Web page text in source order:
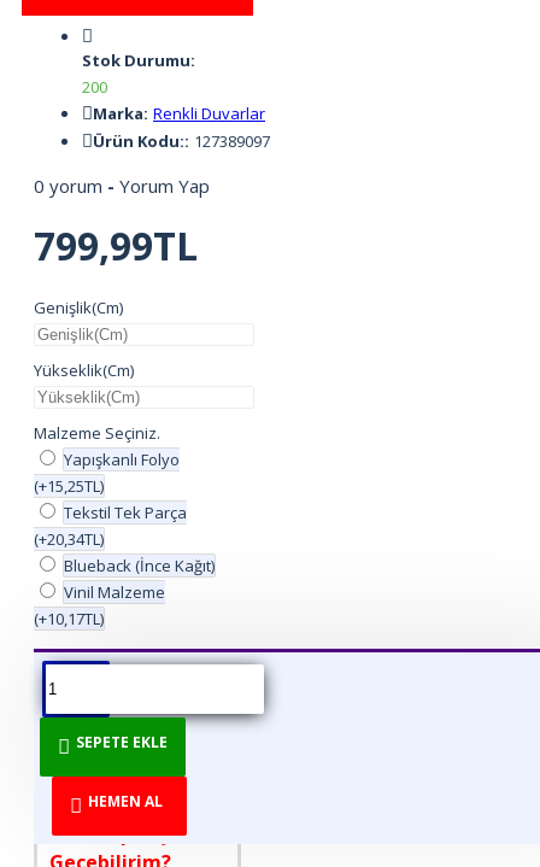
Stok Durumu:
200
Marka: Renkli Duvarlar
Ürün Kodu:: 127389097
0 yorum - Yorum Yap
799,99TL
Genişlik(Cm)
Yükseklik(Cm)
Malzeme Seçiniz.
Yapışkanlı Folyo
(+15,25TL)
Tekstil Tek Parça
(+20,34TL)
Blueback (İnce Kağıt)
Vinil Malzeme
(+10,17TL)
SEPETE EKLE
HEMEN AL
ÜRÜN BILGISI ÜRÜN YORUMLARI
DİREKT ÜRETİCİDEN
TÜKETİCİYE!
Nasıl Sipariş